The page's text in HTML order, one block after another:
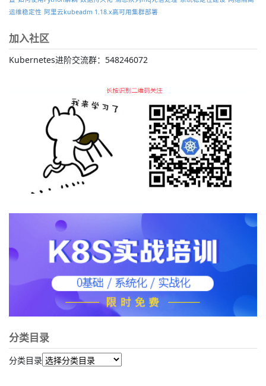
运维稳定性 阿里云kubeadm 1.18.x高可用集群部署
加入社区
Kubernetes进阶交流群：548246072
分类目录
分类目录